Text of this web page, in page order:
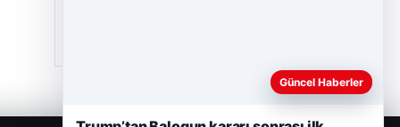
Güncel Haberler